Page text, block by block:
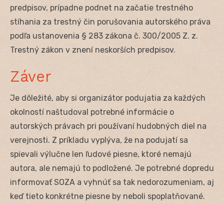
predpisov, prípadne podnet na začatie trestného
stíhania za trestný čin porušovania autorského práva
podľa ustanovenia § 283 zákona č. 300/2005 Z. z.
Trestný zákon v znení neskorších predpisov.
Záver
Je dôležité, aby si organizátor podujatia za každých
okolností naštudoval potrebné informácie o
autorských právach pri používaní hudobných diel na
verejnosti. Z príkladu vyplýva, že na podujatí sa
spievali výlučne len ľudové piesne, ktoré nemajú
autora, ale nemajú to podložené. Je potrebné dopredu
informovať SOZA a vyhnúť sa tak nedorozumeniam, aj
keď tieto konkrétne piesne by neboli spoplatňované.